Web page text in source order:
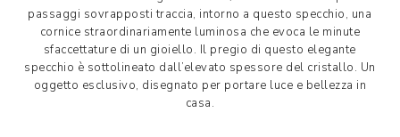
passaggi sovrapposti traccia, intorno a questo specchio, una
cornice straordinariamente luminosa che evoca le minute
sfaccettature di un gioiello. Il pregio di questo elegante
specchio è sottolineato dall’elevato spessore del cristallo. Un
oggetto esclusivo, disegnato per portare luce e bellezza in
casa.